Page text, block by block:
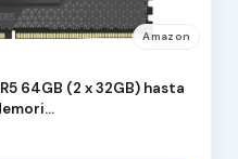
Amazon
64GB (2 x 32GB) hasta